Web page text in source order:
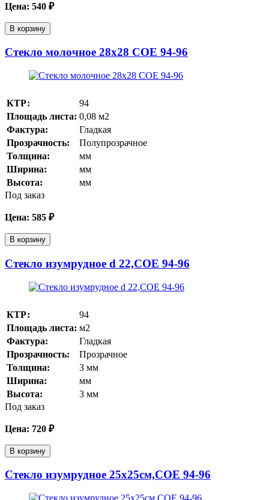
Цена: 540 ₽
В корзину
Стекло молочное 28х28 COE 94-96
КТР:
94
Площадь листа: 0,08 м2
Фактура:
Гладкая
Прозрачность:
Полупрозрачное
Толщина:
мм
Ширина:
мм
Высота:
мм
Под заказ
Цена: 585 ₽
В корзину
Стекло изумрудное d 22,COE 94-96
КТР:
94
Площадь листа: м2
Фактура:
Гладкая
Прозрачность:
Прозрачное
Толщина:
3 мм
Ширина:
мм
Высота:
3 мм
Под заказ
Цена: 720 ₽
В корзину
Стекло изумрудное 25х25см,COE 94-96